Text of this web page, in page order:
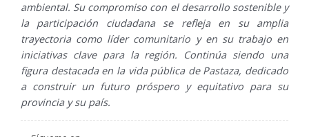
ambiental. Su compromiso con el desarrollo sostenible y
la participación ciudadana se refleja en su amplia
trayectoria como líder comunitario y en su trabajo en
iniciativas clave para la región. Continúa siendo una
figura destacada en la vida pública de Pastaza, dedicado
a construir un futuro próspero y equitativo para su
provincia y su país.